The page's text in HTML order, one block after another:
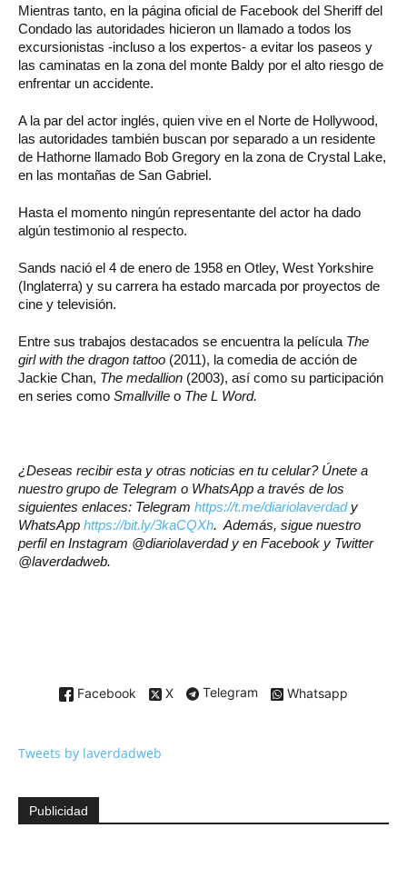
Mientras tanto, en la página oficial de Facebook del Sheriff del
Condado las autoridades hicieron un llamado a todos los
excursionistas -incluso a los expertos- a evitar los paseos y
las caminatas en la zona del monte Baldy por el alto riesgo de
enfrentar un accidente.
A la par del actor inglés, quien vive en el Norte de Hollywood,
las autoridades también buscan por separado a un residente
de Hathorne llamado Bob Gregory en la zona de Crystal Lake,
en las montañas de San Gabriel.
Hasta el momento ningún representante del actor ha dado
algún testimonio al respecto.
Sands nació el 4 de enero de 1958 en Otley, West Yorkshire
(Inglaterra) y su carrera ha estado marcada por proyectos de
cine y televisión.
Entre sus trabajos destacados se encuentra la película The
girl with the dragon tattoo (2011), la comedia de acción de
Jackie Chan, The medallion (2003), así como su participación
en series como Smallville o The L Word.
¿Deseas recibir esta y otras noticias en tu celular? Únete a
nuestro grupo de Telegram o WhatsApp a través de los
siguientes enlaces: Telegram https://t.me/diariolaverdad y
WhatsApp https://bit.ly/3kaCQXh. Además, sigue nuestro
perfil en Instagram @diariolaverdad y en Facebook y Twitter
@laverdadweb.
Facebook X Telegram Whatsapp
Tweets by laverdadweb
Publicidad